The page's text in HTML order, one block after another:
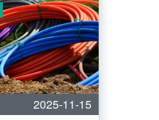
2025-11-15